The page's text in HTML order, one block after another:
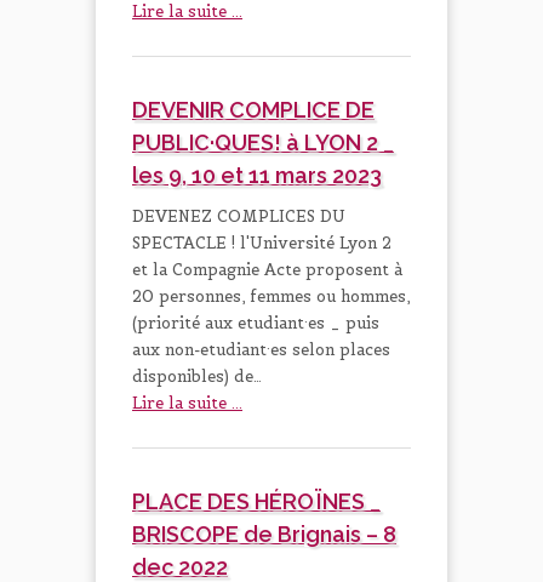
Lire la suite ...
DEVENIR COMPLICE DE
PUBLIC·QUES! à LYON 2 _
les 9, 10 et 11 mars 2023
DEVENEZ COMPLICES DU
SPECTACLE ! l'Université Lyon 2
et la Compagnie Acte proposent à
20 personnes, femmes ou hommes,
(priorité aux etudiant·es _ puis
aux non-etudiant·es selon places
disponibles) de…
Lire la suite ...
PLACE DES HÉROÏNES _
BRISCOPE de Brignais – 8
dec 2022